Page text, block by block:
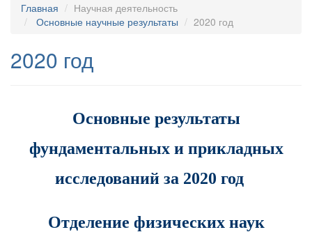
Главная
Научная деятельность
Основные научные результаты
2020 год
2020 год
Основные результаты
фундаментальных и прикладных
исследований за 2020 год
Отделение физических наук